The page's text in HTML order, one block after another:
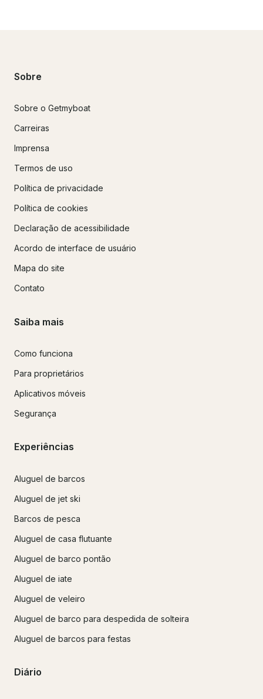
Sobre
Sobre o Getmyboat
Carreiras
Imprensa
Termos de uso
Política de privacidade
Política de cookies
Declaração de acessibilidade
Acordo de interface de usuário
Mapa do site
Contato
Saiba mais
Como funciona
Para proprietários
Aplicativos móveis
Segurança
Experiências
Aluguel de barcos
Aluguel de jet ski
Barcos de pesca
Aluguel de casa flutuante
Aluguel de barco pontão
Aluguel de iate
Aluguel de veleiro
Aluguel de barco para despedida de solteira
Aluguel de barcos para festas
Diário